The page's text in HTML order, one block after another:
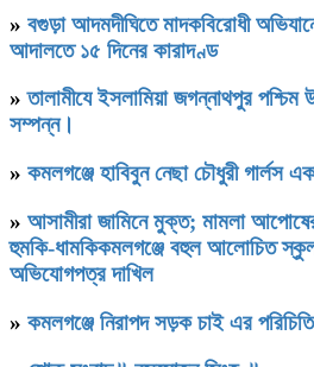
» বগুড়া আদমদীঘিতে মাদকবিরোধী
আদালতে ১৫ দিনের কারাদণ্ড
»‎তালামীযে ইসলামিয়া জগন্নাথপুর পশ্চিম
সম্পন্ন।
» কমলগঞ্জে হাবিবুন নেছা চৌধুরী গার্লস
» আসামীরা জামিনে মুক্ত; মামলা
হুমকি-ধামকিকমলগঞ্জে বহুল আলোচিত স্কুল
অভিযোগপত্র দাখিল
» কমলগঞ্জে নিরাপদ সড়ক চাই এর